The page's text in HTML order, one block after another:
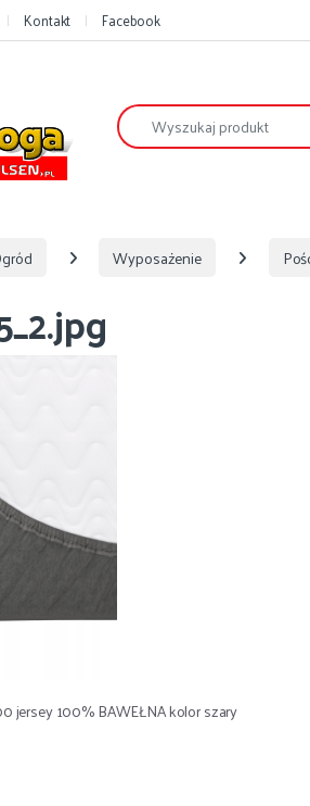
Kontakt Facebook
Szukaj:
Wyposażenie
jersey 100% BAWEŁNA kolor szary